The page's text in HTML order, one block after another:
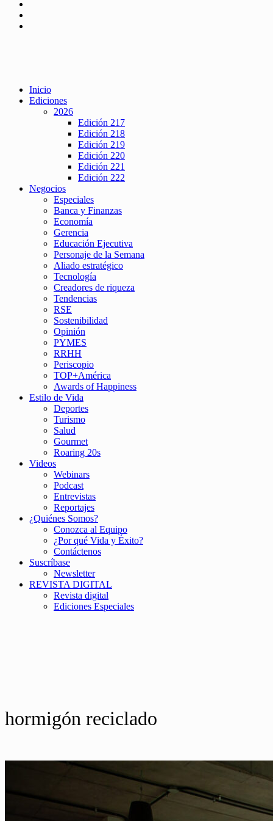
Inicio
Ediciones
2026
Edición 217
Edición 218
Edición 219
Edición 220
Edición 221
Edición 222
Negocios
Especiales
Banca y Finanzas
Economía
Gerencia
Educación Ejecutiva
Personaje de la Semana
Aliado estratégico
Tecnología
Creadores de riqueza
Tendencias
RSE
Sostenibilidad
Opinión
PYMES
RRHH
Periscopio
TOP+América
Awards of Happiness
Estilo de Vida
Deportes
Turismo
Salud
Gourmet
Roaring 20s
Videos
Webinars
Podcast
Entrevistas
Reportajes
¿Quiénes Somos?
Conozca al Equipo
¿Por qué Vida y Éxito?
Contáctenos
Suscríbase
Newsletter
REVISTA DIGITAL
Revista digital
Ediciones Especiales
hormigón reciclado